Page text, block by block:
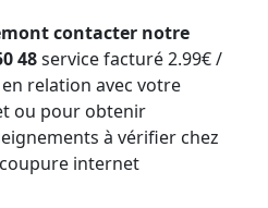
contacter notre
48service facturé 2.99€ /
relation avec votre
ou pour obtenir
à vérifier chez
internet